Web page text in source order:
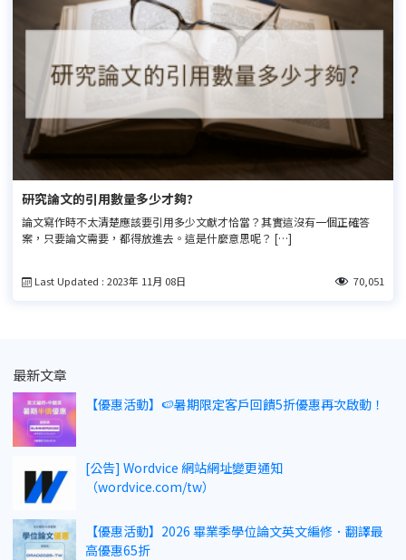
研究論文的引用數量多少才夠?
論文寫作時不太清楚應該要引用多少文獻才恰當？其實這沒有一個正確答
案，只要論文需要，都得放進去。這是什麼意思呢？ […]
Last Updated : 2023年 11月 08日 70,051
最新文章
【優惠活動】🍉暑期限定客戶回饋5折優惠再次啟動！
[公告] Wordvice 網站網址變更通知
（wordvice.com/tw）
【優惠活動】2026 畢業季學位論文英文編修．翻譯最
高優惠65折